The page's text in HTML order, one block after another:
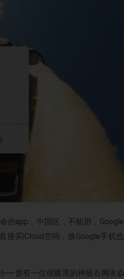
的app，中国区，不能用，Google
接买iCloud空间，换Google手机也
~~曾有一位很腹黑的神最右网友@